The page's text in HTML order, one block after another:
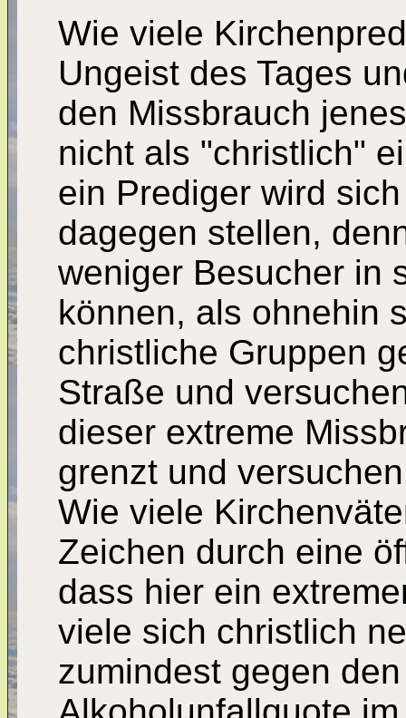
Wie viele
Ungeist des Tages
den Missbrauch
nicht als "christlich"
ein Prediger wird
dagegen stellen,
weniger Besucher in
können, als ohnehin
christliche Gruppen
Straße und
dieser extreme
grenzt und
Wie viele
Zeichen durch eine
dass hier ein
viele sich christlich
zumindest gegen